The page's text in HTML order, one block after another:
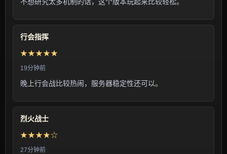
行会指挥
★★★★★
19分钟前
晚上行会战比较热闹，服务器稳定性还可以。
烈火战士
★★★★☆
27分钟前